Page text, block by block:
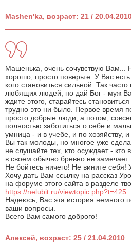
Mashen'ka, возраст: 21 /
Машенька, очень сочувствую Вам...
хорошо, просто поверьте. У Вас
кого становиться сильной. Так
любящих людей, но дай Бог - муж
ждите этого, старайтесь
трудно это ни было. Первое время
просто добрые люди, а потом,
полностью заботиться о себе и
умница - и в учебе, и по хозяйству,
Вы так молоды, но многое уже
не слушайте тех, кто осуждает - кто
в своем обычно бревно не замечает.
Не бойтесь ничего! Не вините себя!
Хочу дать Вам ссылку на рассказ
на форуме этого сайта в разделе
https://nelubit.ru/viewtopic.php?t=425
Надеюсь, Вас эта история немного
ваши вопросы.
Всего Вам самого доброго!
Алексей, возраст: 25 / 21.04.2010